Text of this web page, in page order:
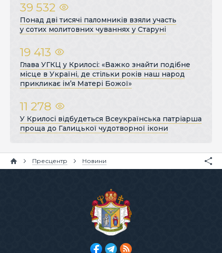
39 532
Понад дві тисячі паломників взяли участь
у сотих молитовних чуваннях у Старуні
19 413
Глава УГКЦ у Крилосі: «Важко знайти подібне
місце в Україні, де стільки років наш народ
прикликає ім’я Матері Божої»
11 278
У Крилосі відбудеться Всеукраїнська патріарша
проща до Галицької чудотворної ікони
Пресцентр Новини